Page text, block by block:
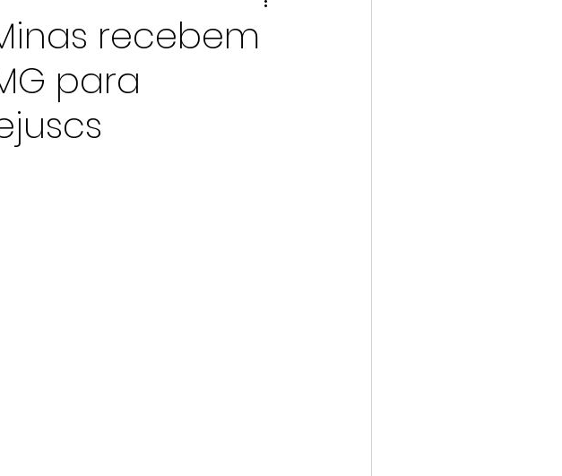
Jurídica Alerta Digital
Ação
recebem
para